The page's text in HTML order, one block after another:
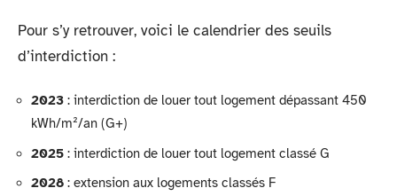
Pour s’y retrouver, voici le calendrier des seuils
d’interdiction :
2023 : interdiction de louer tout logement dépassant 450
kWh/m²/an (G+)
2025 : interdiction de louer tout logement classé G
2028 : extension aux logements classés F